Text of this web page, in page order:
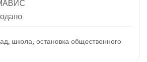
школа, остановка общественного